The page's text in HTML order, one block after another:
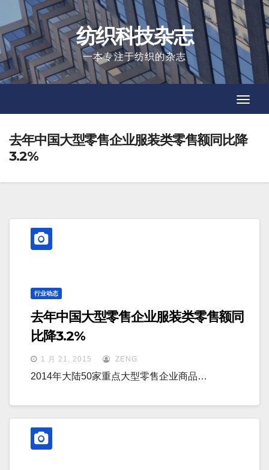
to
content
纺织科技杂志
一本专注于纺织的杂志
去年中国大型零售企业服装类零售额同比降
3.2%
行业动态
去年中国大型零售企业服装类零售额同
比降3.2%
1 月 21, 2015 ZENG
2014年大陆50家重点大型零售企业商品…